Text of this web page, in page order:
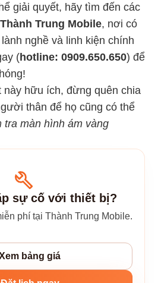
giải quyết, hãy tìm đến các
Thành Trung Mobile, nơi có
nghề và linh kiện chính
(hotline: 0909.650.650) để
này hữu ích, đừng quên chia
thân để họ cũng có thể
tra màn hình ám vàng
sự cố với thiết bị?
phí tại Thành Trung Mobile.
bảng giá